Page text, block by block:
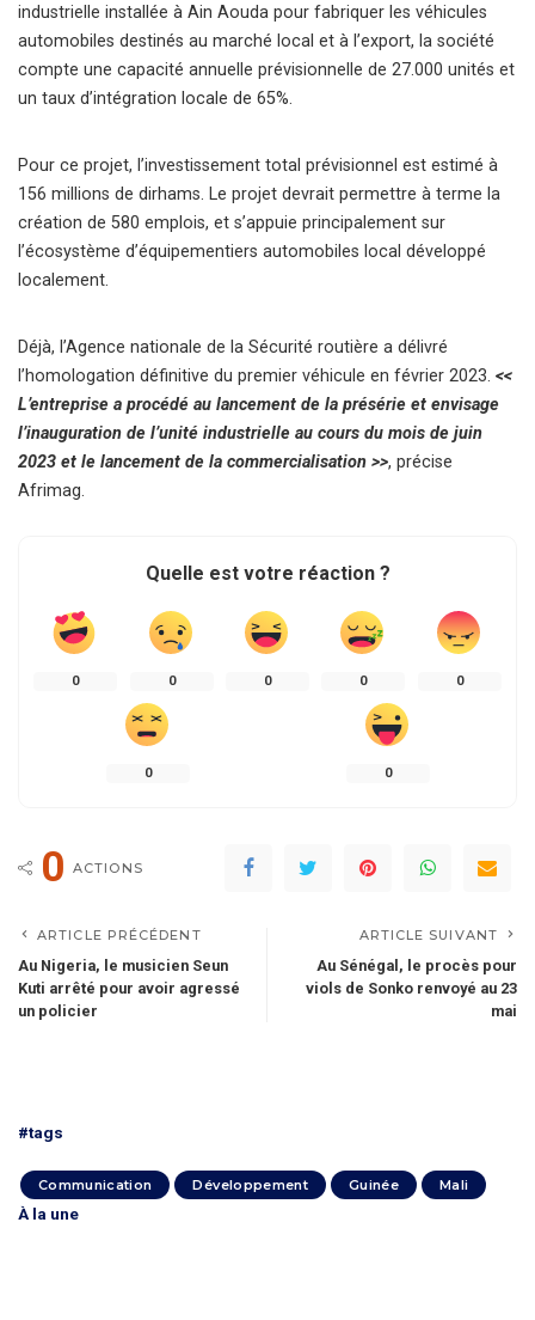
industrielle installée à Ain Aouda pour fabriquer les véhicules
automobiles destinés au marché local et à l’export, la société
compte une capacité annuelle prévisionnelle de 27.000 unités et
un taux d’intégration locale de 65%.
Pour ce projet, l’investissement total prévisionnel est estimé à
156 millions de dirhams. Le projet devrait permettre à terme la
création de 580 emplois, et s’appuie principalement sur
l’écosystème d’équipementiers automobiles local développé
localement.
Déjà, l’Agence nationale de la Sécurité routière a délivré
l’homologation définitive du premier véhicule en février 2023. <<
L’entreprise a procédé au lancement de la présérie et envisage
l’inauguration de l’unité industrielle au cours du mois de juin
2023 et le lancement de la commercialisation >>, précise
Afrimag.
Quelle est votre réaction ?
0 0 0 0 0
0 0
0 ACTIONS
ARTICLE PRÉCÉDENT
Au Nigeria, le musicien Seun
Kuti arrêté pour avoir agressé
un policier
ARTICLE SUIVANT
Au Sénégal, le procès pour
viols de Sonko renvoyé au 23
mai
#tags
Communication Développement Guinée Mali
À la une